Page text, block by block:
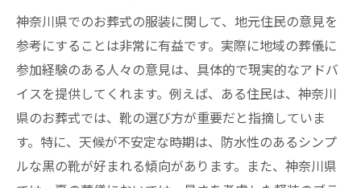
神奈川県でのお葬式の服装に関して、地元住民の意見を
参考にすることは非常に有益です。実際に地域の葬儀に
参加経験のある人々の意見は、具体的で現実的なアドバ
イスを提供してくれます。例えば、ある住民は、神奈川
県のお葬式では、靴の選び方が重要だと指摘していま
す。特に、天候が不安定な時期は、防水性のあるシンプ
ルな黒の靴が好まれる傾向があります。また、神奈川県